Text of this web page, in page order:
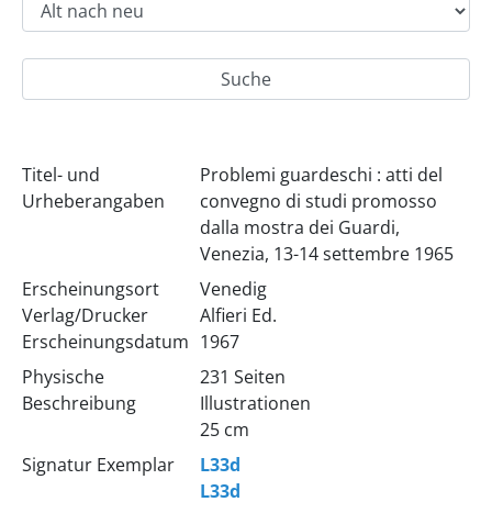
Titel- und
Urheberangaben
Problemi guardeschi : atti del
convegno di studi promosso
dalla mostra dei Guardi,
Venezia, 13-14 settembre 1965
Erscheinungsort
Verlag/Drucker
Erscheinungsdatum
Venedig
Alfieri Ed.
1967
Physische
Beschreibung
231 Seiten
Illustrationen
25 cm
Signatur Exemplar
L33d
L33d